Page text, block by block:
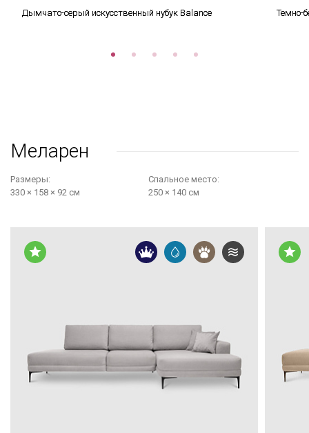
Дымчато-серый искусственный нубук Balance Темно-
Меларен
Размеры:
330 × 158 × 92 см
Cпальное место:
250 × 140 см